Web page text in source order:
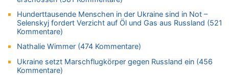
06.08.2026 - 21:19 von Ach zu
Zweite Hitzewelle in diesem Sommer ist jetzt amtlich
06.08.2026 - 21:16 von michlaustderaffe zu
Zweite Hitzewelle in diesem Sommer ist jetzt amtlich
06.08.2026 - 21:14 von Ach zu
Aachen ab 11. August wieder Mekka des Pferdesports –
Hunderttausende Menschen in der Ukraine sind in Not –
Selenskyj fordert Verzicht auf Öl und Gas aus Russland (521
Kommentare)
Nathalie Wimmer (474 Kommentare)
Ukraine setzt Marschflugkörper gegen Russland ein (456
Kommentare)